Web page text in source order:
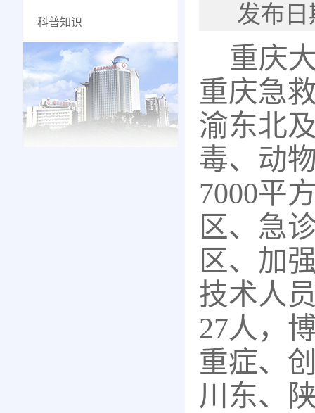
科普知识 发布
重庆
重庆急
渝东北
毒、动
7000平
区、急
区、加
技术人
27人，
重症、
川东、